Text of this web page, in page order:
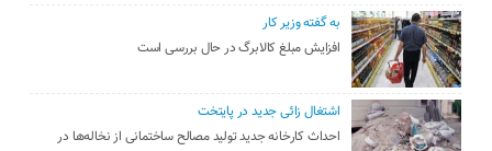
به گفته وزیر کار
افزایش مبلغ کالابرگ در حال بررسی است
اشتغال زائی جدید در پایتخت
احداث کارخانه جدید تولید مصالح ساختمانی از نخاله‌ها در